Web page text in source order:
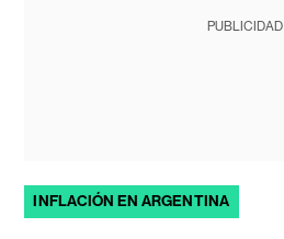
PUBLICIDAD
INFLACIÓN EN ARGENTINA